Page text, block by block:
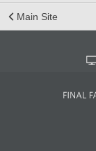
Main Site